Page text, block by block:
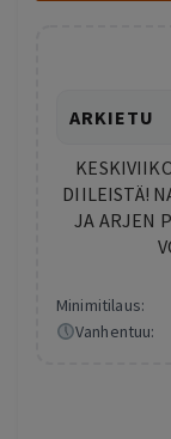
ARKIETU
DIILEISTÄ!
JA ARJEN
Minimitilaus:
Vanhentuu: